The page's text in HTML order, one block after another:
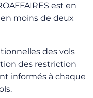
est en
moins de deux
des vols
des restriction
informés à chaque